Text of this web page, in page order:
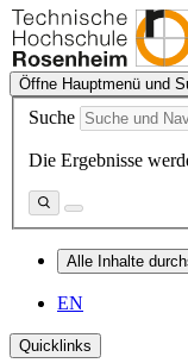
Öffne Hauptmenü und
Suche
Die Ergebnisse
Alle Inhalte
EN
Quicklinks